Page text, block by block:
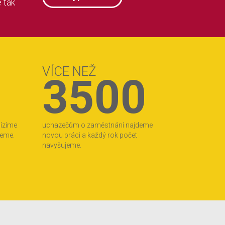
tak
VÍCE NEŽ
3500
uchazečům o zaměstnání najdeme
novou práci a každý rok počet
navyšujeme.